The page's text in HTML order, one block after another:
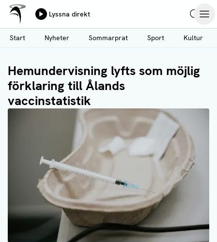
Hoppa
till
huvudinnehåll
Ålands Radio & TV
Lyssna direkt
Start
Nyheter Sommarprat Sport Kultur
Hemundervisning lyfts som möjlig
förklaring till Ålands
vaccinstatistik